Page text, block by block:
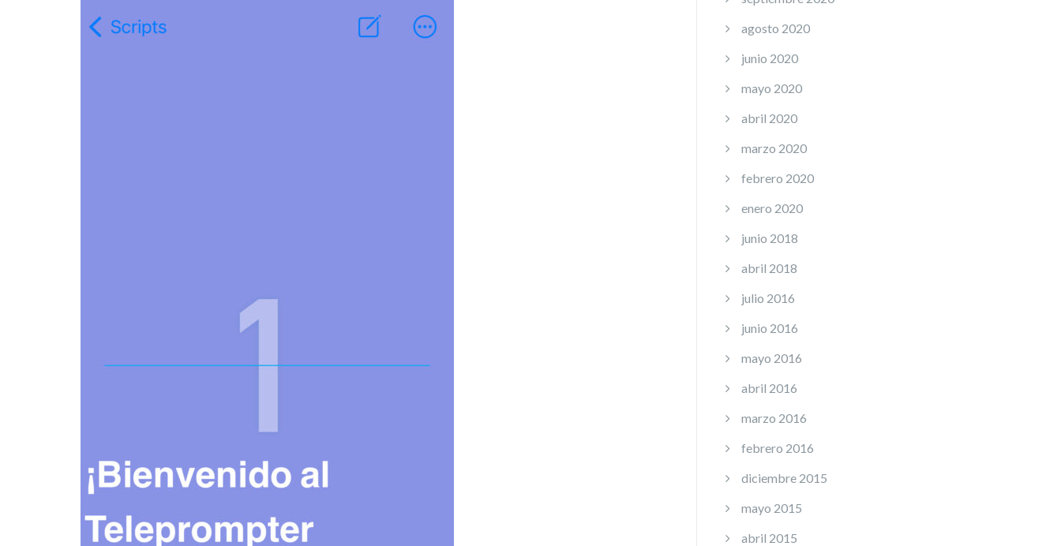
agosto 2020
junio 2020
mayo 2020
abril 2020
marzo 2020
febrero 2020
enero 2020
junio 2018
abril 2018
julio 2016
junio 2016
mayo 2016
abril 2016
marzo 2016
febrero 2016
diciembre 2015
mayo 2015
abril 2015